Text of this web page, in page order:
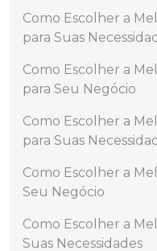
Como Escolher a
para Suas
Como Escolher a
para Seu Negócio
Como Escolher a
para Suas
Como Escolher a
Seu Negócio
Como Escolher a
Suas Necessidades